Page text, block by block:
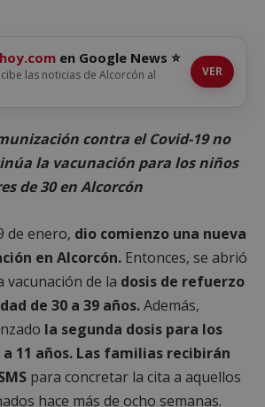
en Google News ⭐
las noticias de Alcorcón al
VER
contra el Covid-19 no
la vacunación para los niños
de 30 en Alcorcón
de enero, dio comienzo una nueva
en Alcorcón. Entonces, se abrió
vacunación de la dosis de refuerzo
de 30 a 39 años.Además,
la segunda dosis para los
11 años. Las familias recibirán
para concretar la cita a aquellos
hace más de ocho semanas.